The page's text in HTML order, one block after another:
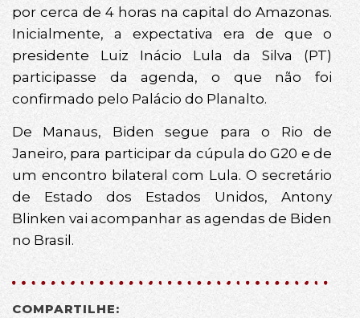
por cerca de 4 horas na capital do Amazonas.
Inicialmente, a expectativa era de que o
presidente Luiz Inácio Lula da Silva (PT)
participasse da agenda, o que não foi
confirmado pelo Palácio do Planalto.
De Manaus, Biden segue para o Rio de
Janeiro, para participar da cúpula do G20 e de
um encontro bilateral com Lula. O secretário
de Estado dos Estados Unidos, Antony
Blinken vai acompanhar as agendas de Biden
no Brasil.
COMPARTILHE: